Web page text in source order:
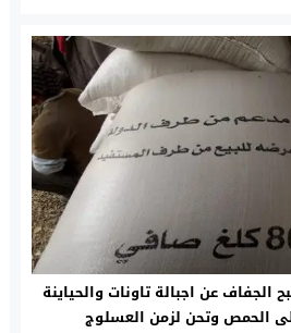
عن اجبالة تاونات والحياينة
الحمص وتحن لزمن العسلوج